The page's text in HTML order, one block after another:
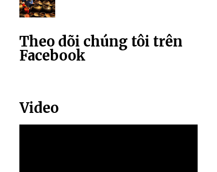
Theo dõi chúng tôi trên
Facebook
Video